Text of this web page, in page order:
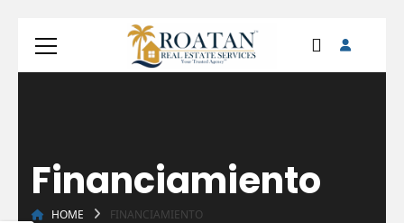
Financiamiento
HOME FINANCIAMIENTO